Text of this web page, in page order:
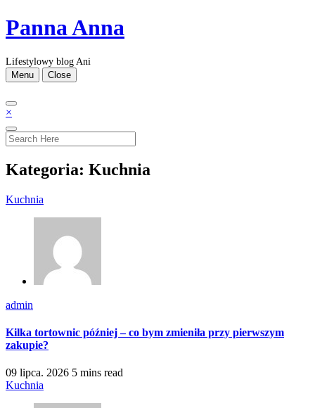
Skip
to
Panna Anna
Lifestylowy blog Ani
Menu
Close
×
Kategoria: Kuchnia
Kuchnia
admin
Kilka tortownic później – co bym zmieniła przy pierwszym
zakupie?
09 lipca. 2026 5 mins read
Kuchnia